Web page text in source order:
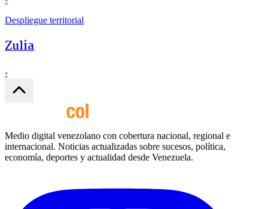
Despliegue territorial
Zulia
›
Medio digital venezolano con cobertura nacional, regional e
internacional. Noticias actualizadas sobre sucesos, política,
economía, deportes y actualidad desde Venezuela.